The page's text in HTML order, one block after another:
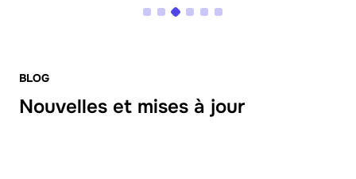
BLOG
Nouvelles et mises à jour